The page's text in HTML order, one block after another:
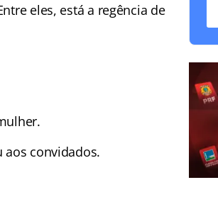
eles, está a regência de
aos convidados.